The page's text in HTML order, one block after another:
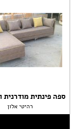
ספה פינתית מודרנית
רהיטי אלון